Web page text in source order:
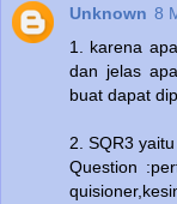
Unknown 8
1. karena
dan jelas
buat dapat
2. SQR3
Question